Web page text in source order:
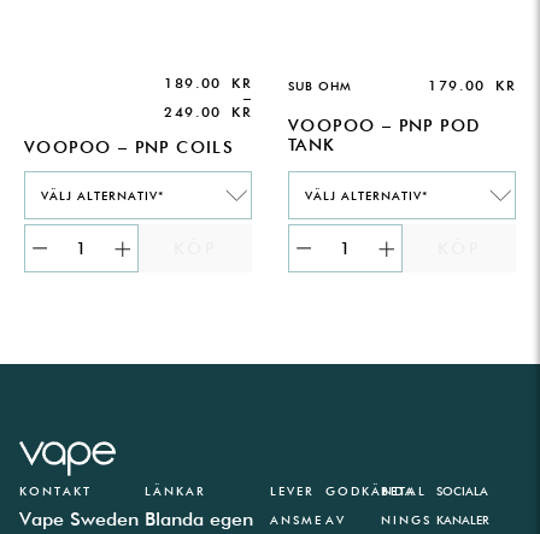
189.00 KR
–
249.00 KR
VOOPOO – PNP COILS
VÄLJ ALTERNATIV*
SUB OHM 179.00 KR
VOOPOO – PNP POD
TANK
VÄLJ ALTERNATIV*
KONTAKT
Vape Sweden
LÄNKAR
Blanda egen
LEVER
ANSME
GODKÄNDA
AV
BETAL
NINGS
SOCIALA
KANALER